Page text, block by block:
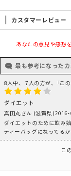
カスタマーレビュー
あなたの意見や感想
最も参考になった
8人中、 7人の方が、｢こ
ダイエット
真田丸さん (滋賀県
ダイエットのために飲み始
ティーバッグになってる
こ